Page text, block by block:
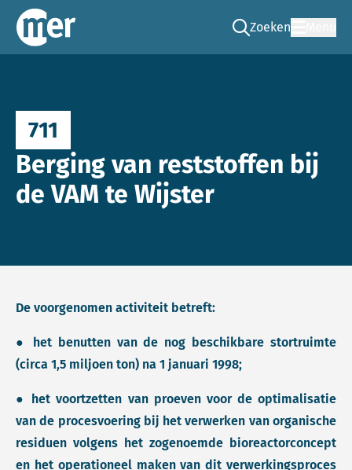
Commissie mer
Zoeken
Ga naar de zoek
711
Berging van reststoffen bij
de VAM te Wijster
De voorgenomen activiteit betreft:
● het benutten van de nog beschikbare stortruimte
(circa 1,5 miljoen ton) na 1 januari 1998;
● het voortzetten van proeven voor de optimalisatie
van de procesvoering bij het verwerken van organische
residuen volgens het zogenoemde bioreactorconcept
en het operationeel maken van dit verwerkingsproces